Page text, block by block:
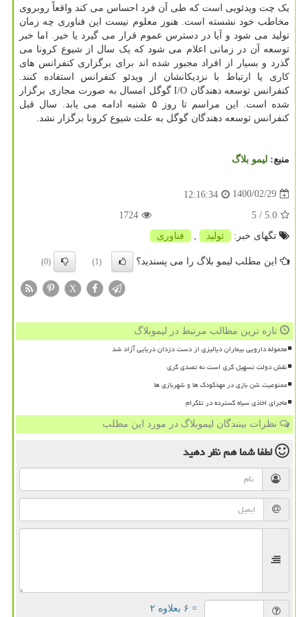
یک چت ویدئویی است که طی آن فرد احساس می کند واقعاً روبروی
مخاطب خود نشسته است. هنوز معلوم نیست این فناوری چه زمان
تولید می شود و آیا در دسترس عموم قرار می گیرد یا خیر. اما خبر
توسعه آن در زمانی اعلام می شود که یک سال از شیوع کرونا می
گذرد و بسیار از افراد مجبور شده اند برای برگزاری کنفرانس های
کاری یا ارتباط با نزدیکانشان از ویدئو کنفرانس استفاده کنند.
کنفرانس توسعه دهندگان I/O گوگل امسال به صورت مجازی برگزار
شده است. این مراسم تا روز ۵ شنبه ادامه می یابد. سال قبل
کنفرانس توسعه دهندگان گوگل به علت شیوع کرونا برگزار نشد.
منبع: لیمو بلاگ
1400/02/29
12:16:34
5.0
/ 5
1724
تگهای خبر:
تولید فناوری
این مطلب لیمو بلاگ را می پسندید؟ (1)
(0)
X
تازه ترین مطالب مرتبط در لیموبلاگ
محموله دارویی بیماران دیالیزی از دست دزدان دریایی آزاد شد
نقش دولت تسهیل گری است نه تصدی گری
ممنوعیت شن بازی در مهدکودک ها و شهربازی ها
ماجرای اخاذی سیاه گسترده در تلگرام
نظرات بینندگان لیموبلاگ در مورد این مطلب
لطفا شما همنظر دهید
= ۶ بعلاوه ۲